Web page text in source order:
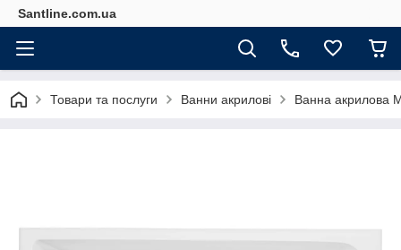
Santline.com.ua
Товари та послуги Ванни акрилові Ванна акрилова